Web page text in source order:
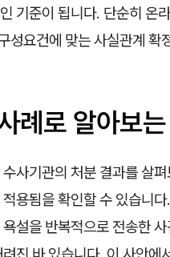
기준이 됩니다. 단순히 온
성요건에 맞는 사실관계 확
례로 알아보
사기관의 처분 결과를 살
용됨을 확인할 수 있습니
설을 반복적으로 전송한